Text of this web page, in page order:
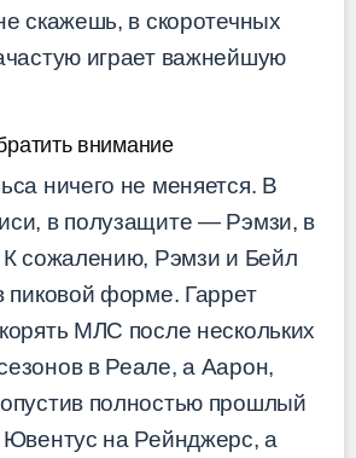
скажешь, в скоротечных
играет важнейшую
внимание
ничего не меняется. В
в полузащите — Рэмзи, в
сожалению, Рэмзи и Бейл
пиковой форме. Гаррет
МЛС после нескольких
в Реале, а Аарон,
полностью прошлый
на Рейнджерс, а